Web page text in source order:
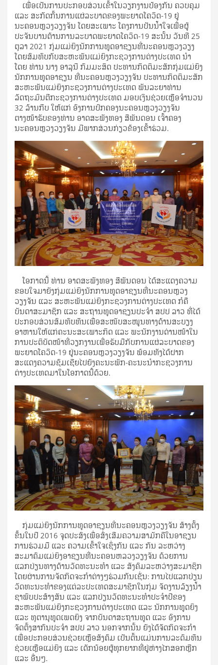
ເພື່ອເປັນການປະກອບສ່ວນເຂົ້າໃນວຽກງານປ້ອງກັນ ຄວບຄຸມ
ແລະ ສະກັດກັ້ນການແຜ່ລະບາດຂອງພະຍາດໂຄວິດ-19 ຢູ່
ນະຄອນຫຼວງວຽງຈັນ ໂດຍສະເພາະ ໂຄງການປັນນໍ້າໃຈເພື່ອຜູ້
ປະຈັນບານຕ້ານການລະບາດພະຍາດໂຄວິດ-19 ສະນັ້ນ ວັນທີ 25
ຕຸລາ 2021 ກຸ່ມແມ່ຍິງນັກການທູດອາຊຽນທີ່ນະຄອນຫຼວງວຽງ
ໂດຍສົມທົບກັບສະຫະພັນແມ່ຍິງກະຊວງການຕ່າງປະເທດ ນໍາ
ໂດຍ ທ່ານ ນາງ ອາລຸນີ ກົມມະສິດ ປະທານກິດຕິມະສັກກຸ່ມແມ່ຍິງ
ນັກການທູດອາຊຽນ ທີ່ນະຄອນຫຼວງວຽງຈັນ ປະທານກິດຕິມະສັກ
ສະຫະພັນແມ່ຍິງກະຊວງການຕ່າງປະເທດ ພັນລະຍາທ່ານ
ລັດຖະມົນຕີກະຊວງການຕ່າງປະເທດ ມອບເງິນຊ່ວຍເຫຼືອຈໍານວນ
32 ລ້ານກີບ ໃຫ້ແກ່ ອົງການປົກຄອງນະຄອນຫຼວງວຽງຈັນ
ຕາງໜ້າຮັບຂອງທ່ານ ອາດສະພັງທອງ ສີພັນດອນ ເຈົ້າຄອງ
ນະຄອນຫຼວງວຽງຈັນ ມີພາກສ່ວນກ່ຽວຂ້ອງເຂົ້າຮ່ວມ.
ໂອກາດນີ້ ທ່ານ ອາດສະພັງທອງ ສີພັນດອນ ໄດ້ສະແດງຄວາມ
ຂອບໃຈມາຍັງກຸ່ມແມ່ຍິງນັກການທູດອາຊຽນທີ່ນະຄອນຫຼວງ
ວຽງຈັນ ແລະ ສະຫະພັນແມ່ຍິງກະຊວງການຕ່າງປະເທດ ກໍຄື
ບັນດາສະມາຊິກ ແລະ ສະຖານທູດອາຊຽນປະຈໍາ ສປປ ລາວ ທີ່ໄດ້
ປະກອບສ່ວນສົມທົບທຶນເພື່ອສະໜັບສະໜູນທາງດ້ານສະບຽງ
ອາຫານໃຫ້ແກ່ຄະນະສະເພາະກິດ ແລະ ພະນັກງານດ່ານໜ້າໃນ
ການປະຕິບັດໜ້າທີ່ວຽກງານເພື່ອຮັບມືກັບການແຜ່ລະບາດຂອງ
ພະຍາດໂຄວິດ-19 ຢູ່ນະຄອນຫຼວງວຽງຈັນ ພ້ອມທັງໄດ້ຝາກ
ສະແດງຄວາມຊົມເຊີຍໄປຍັງຄະນະພັກ-ຄະນະນຳກະຊວງການ
ຕ່າງປະເທດມາໃນໂອກາດນີ້ດ້ວຍ.
ກຸ່ມແມ່ຍິງນັກການທູດອາຊຽນທີ່ນະຄອນຫຼວງວຽງຈັນ ສ້າງຕັ້ງ
ຂຶ້ນໃນປີ 2016 ຈຸດປະສົງເພື່ອສົ່ງເສີມຄວາມສາມັກຄີໃນອາຊຽນ
ການຮ່ວມມື ແລະ ຄວາມເຂົ້າໃຈເຊິ່ງກັນ ແລະ ກັນ ລະຫວ່າງ
ສະມາຄົມແມ່ຍິງອາຊຽນທີ່ນະຄອນຫລວງວຽງຈັນ ດ້ວຍການ
ແລກປ່ຽນທາງດ້ານວັດທະນະທຳ ແລະ ສັງຄົມລະຫວ່າງສະມາຊິກ
ໂດຍຜ່ານການຈັດກິດຈະກຳຕ່າງໆຮ່ວມກັນເຊັ່ນ: ການໄປແລກປ່ຽນ
ວັດທະນະທຳຂອງແຕ່ລະປະເທດສະມາຊິກໃນກຸ່ມ ຈັດງານລ້ຽງນ້ຳ
ຊາພົບປະສ້າງສັນ ແລະ ແລກປ່ຽນວັດທະນະທຳປະຈຳປີຂອງ
ສະຫະພັນແມ່ຍິງກະຊວງການຕ່າງປະເທດ ແລະ ນັກການທູດຍິງ
ແລະ ທຸຕານຸທູດເພດຍິງ ຈາກບັນດາສະຖານທູດ ແລະ ອົງການ
ຈັດຕັ້ງສາກົນປະຈຳ ສປປ ລາວ ນອກຈາກນັ້ນ ຍັງໄດ້ຈັດກິດຈະກຳ
ເພື່ອປະກອບສ່ວນຊ່ວຍເຫຼືອສັງຄົມ ເປັນຕົ້ນແມ່ນການລະດົມທຶນ
ຊ່ວຍເຫຼືອແມ່ຍິງ ແລະ ເດັກນ້ອຍຜູ້ທຸກຍາກທີ່ຢູ່ຫ່າງໄກສອກຫຼີກ
ແລະ ອື່ນໆ.